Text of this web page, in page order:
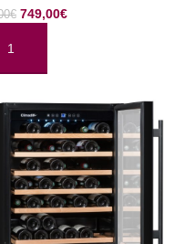
€ 749,00€
AL CARRITO